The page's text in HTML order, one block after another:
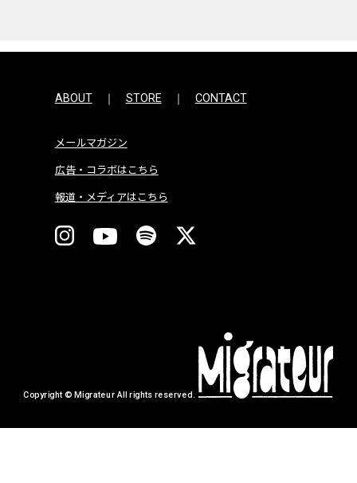
ABOUT STORE CONTACT
メールマガジン
広告・コラボはこちら
報道・メディアはこちら
Copyright © Migrateur All rights reserved.